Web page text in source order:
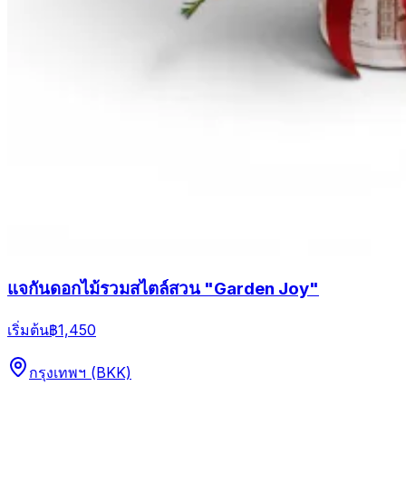
แจกันดอกไม้รวมสไตล์สวน "Garden Joy"
เริ่มต้น฿1,450
กรุงเทพฯ (BKK)